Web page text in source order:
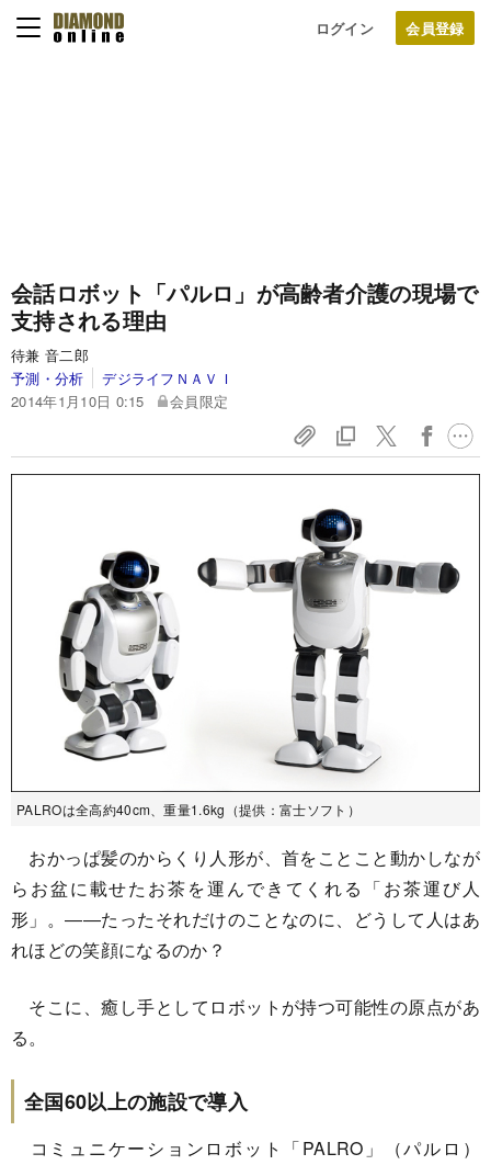
ログイン
会話ロボット「パルロ」が高齢者介護の現場で
支持される理由
待兼 音二郎
予測・分析
デジライフＮＡＶＩ
2014年1月10日 0:15
会員限定
PALROは全高約40cm、重量1.6kg（提供：富士ソフト）
おかっぱ髪のからくり人形が、首をことこと動かしなが
らお盆に載せたお茶を運んできてくれる「お茶運び人
形」。――たったそれだけのことなのに、どうして人はあ
れほどの笑顔になるのか？
そこに、癒し手としてロボットが持つ可能性の原点があ
る。
全国60以上の施設で導入
コミュニケーションロボット「PALRO」（パルロ）